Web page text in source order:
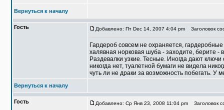
Вернуться к началу
Гость Добавлено: Пт Dec 14, 2007 4:04 pm Заголовок
Гардероб совсем не охраняется,
халявная норковая шуба - заходите, берите -
Раздевалки узкие. Тесные. Иногда дают
никогда нет, туалетной бумаги не видела
чуть ли не драки за возможность побегать. У
Вернуться к началу
Гость Добавлено: Ср Янв 23, 2008 11:04 pm Заголовок